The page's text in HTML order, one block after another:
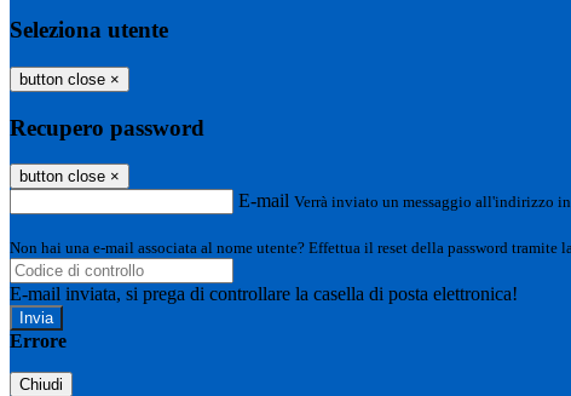
Seleziona utente
button close ×
Recupero password
button close ×
E-mail Verrà inviato un messaggio all'indirizzo
Non hai una e-mail associata al nome utente? Effettua il reset della password tramite
E-mail inviata, si prega di controllare la casella di posta elettronica!
Errore
Chiudi